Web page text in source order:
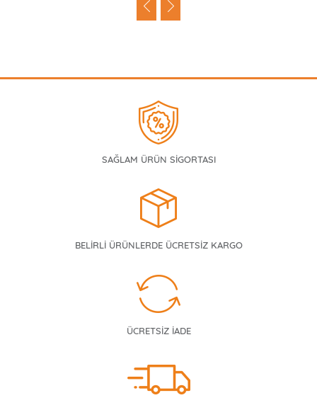
SAĞLAM ÜRÜN SİGORTASI
BELİRLİ ÜRÜNLERDE ÜCRETSİZ KARGO
ÜCRETSİZ İADE